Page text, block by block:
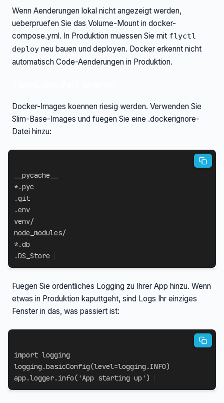
Wenn Aenderungen lokal nicht angezeigt werden,
ueberpruefen Sie das Volume-Mount in docker-
compose.yml. In Produktion muessen Sie mit flyctl
deploy neu bauen und deployen. Docker erkennt nicht
automatisch Code-Aenderungen in Produktion.
Docker-Images koennen riesig werden. Verwenden Sie
Slim-Base-Images und fuegen Sie eine .dockerignore-
Datei hinzu:
__pycache__
*.pyc
.git
.env
venv/
node_modules/
*.db
.DS_Store
Fuegen Sie ordentliches Logging zu Ihrer App hinzu. Wenn
etwas in Produktion kaputtgeht, sind Logs Ihr einziges
Fenster in das, was passiert ist:
import logging
logging .basicConfig(level=logging . INFO)
app .logger. info( 'App starting up' )